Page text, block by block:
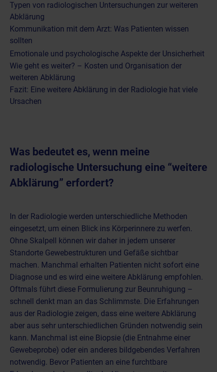
Typen von radiologischen Untersuchungen zur weiteren
Abklärung
Kommunikation mit dem Arzt: Was Patienten wissen
sollten
Emotionale und psychologische Aspekte der Unsicherheit
Wie geht es weiter? – Kosten und Organisation der
weiteren Abklärung
Fazit: Eine weitere Abklärung in der Radiologie hat viele
Ursachen
Was bedeutet es, wenn meine
radiologische Untersuchung eine “weitere
Abklärung” erfordert?
In der Radiologie werden unterschiedliche Methoden
eingesetzt, um einen Blick ins Körperinnere zu werfen.
Ohne Skalpell können wir daher in jedem unserer
Standorte Gewebestrukturen und Gefäße sichtbar
machen. Manchmal erhalten Patienten nicht sofort eine
Diagnose und es wird eine weitere Abklärung empfohlen.
Oftmals führt diese Formulierung zur Beunruhigung –
schnell denkt man an das Schlimmste. Die Erfahrungen
aus der Radiologie zeigen, dass eine weitere Abklärung
aber aus sehr unterschiedlichen Gründen notwendig sein
kann. Manchmal ist eine Biopsie (die Entnahme einer
Gewebeprobe) oder ein anderes bildgebendes Verfahren
notwendig. Bevor Patienten an eine furchtbare